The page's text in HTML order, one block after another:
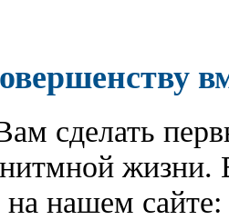
сделать
жизни.
нашем сайте: